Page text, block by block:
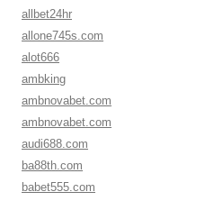
allbet24hr
allone745s.com
alot666
ambking
ambnovabet.com
ambnovabet.com
audi688.com
ba88th.com
babet555.com